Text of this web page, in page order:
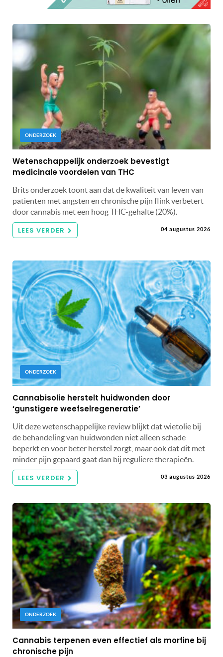
ONDERZOEK
Wetenschappelijk onderzoek bevestigt
medicinale voordelen van THC
Brits onderzoek toont aan dat de kwaliteit van leven van
patiënten met angsten en chronische pijn flink verbetert
door cannabis met een hoog THC-gehalte (20%).
LEES VERDER 04 augustus 2026
ONDERZOEK
Cannabisolie herstelt huidwonden door
‘gunstigere weefselregeneratie’
Uit deze wetenschappelijke review blijkt dat wietolie bij
de behandeling van huidwonden niet alleen schade
beperkt en voor beter herstel zorgt, maar ook dat dit met
minder pijn gepaard gaat dan bij reguliere therapieën.
LEES VERDER 03 augustus 2026
ONDERZOEK
Cannabis terpenen even effectief als morfine bij
chronische pijn